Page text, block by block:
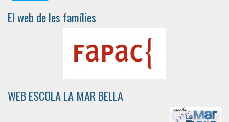
El web de les famílies
WEB ESCOLA LA MAR BELLA